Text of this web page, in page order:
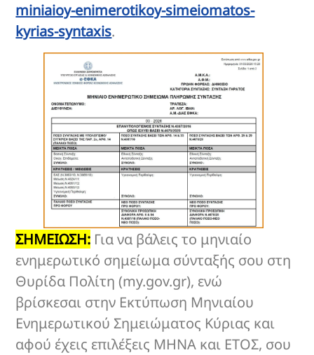
miniaioy-enimerotikoy-simeiomatos-
kyrias-syntaxis.
ΣΗΜΕΙΩΣΗ: Για να βάλεις το μηνιαίο
ενημερωτικό σημείωμα σύνταξής σου στη
Θυρίδα Πολίτη (my.gov.gr), ενώ
βρίσκεσαι στην Εκτύπωση Μηνιαίου
Ενημερωτικού Σημειώματος Κύριας και
αφού έχεις επιλέξεις ΜΗΝΑ και ΕΤΟΣ, σου